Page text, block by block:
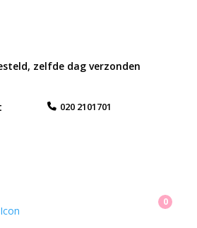
zelfde dag verzonden
020 2101701
0